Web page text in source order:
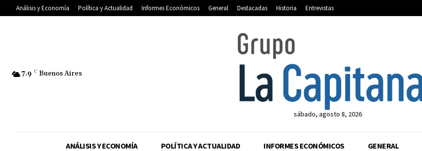
Análisis y Economía Política y Actualidad Informes Económicos General Destacadas Historia Entrevistas
7.9 C Buenos Aires
sábado, agosto 8, 2026
ANÁLISIS Y ECONOMÍA POLÍTICA Y ACTUALIDAD INFORMES ECONÓMICOS GENERAL